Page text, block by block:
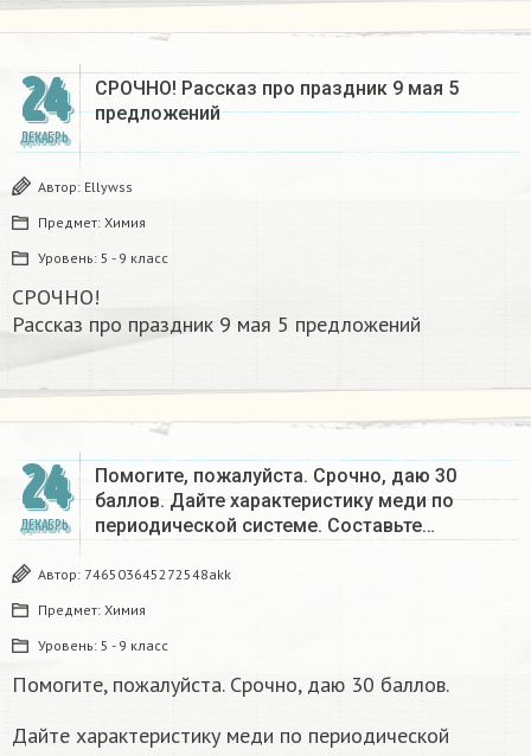
24
ДЕКАБРЬ
СРОЧНО! Рассказ про праздник 9 мая 5
предложений
Автор: Ellywss
Предмет: Химия
Уровень: 5 - 9 класс
СРОЧНО!
Рассказ про праздник 9 мая 5 предложений
24
ДЕКАБРЬ
Помогите, пожалуйста. Срочно, даю 30
баллов. Дайте характеристику меди по
периодической системе. Составьте…
Автор: 746503645272548akk
Предмет: Химия
Уровень: 5 - 9 класс
Помогите, пожалуйста. Срочно, даю 30 баллов.
Дайте характеристику меди по периодической